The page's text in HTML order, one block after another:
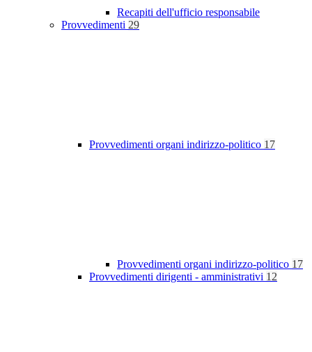
Recapiti dell'ufficio responsabile
Provvedimenti 29
Provvedimenti organi indirizzo-politico 17
Provvedimenti organi indirizzo-politico 17
Provvedimenti dirigenti - amministrativi 12